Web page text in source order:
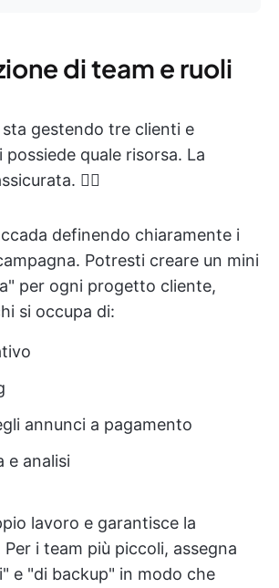
di team e ruoli
gestendo tre clienti e
possiede quale risorsa. La
😵‍💫
definendo chiaramente i
Potresti creare un mini
per ogni progetto cliente,
si occupa di:
annunci a pagamento
e analisi
lavoro e garantisce la
i team più piccoli, assegna
e "di backup" in modo che